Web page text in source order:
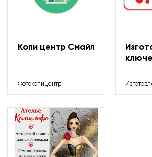
Товары для дома, дачи и отдыха
Электроника/Бытовая техника
Ювелирные изделия
Копи центр Смайл
Фотокопицентр